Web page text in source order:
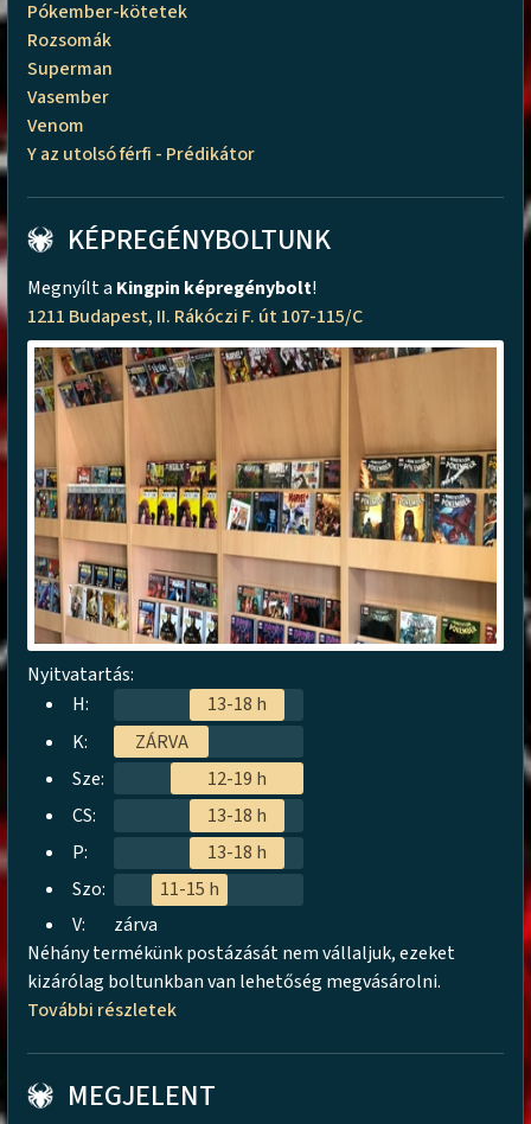
Pókember-kötetek
Rozsomák
Superman
Vasember
Venom
Y az utolsó férfi - Prédikátor
KÉPREGÉNYBOLTUNK
Megnyílt a Kingpin képregénybolt!
1211 Budapest, II. Rákóczi F. út 107-115/C
Nyitvatartás:
H:
13-18 h
K:
ZÁRVA
Sze:
12-19 h
CS:
13-18 h
P:
13-18 h
Szo:
11-15 h
V:
zárva
Néhány termékünk postázását nem vállaljuk, ezeket
kizárólag boltunkban van lehetőség megvásárolni.
További részletek
MEGJELENT